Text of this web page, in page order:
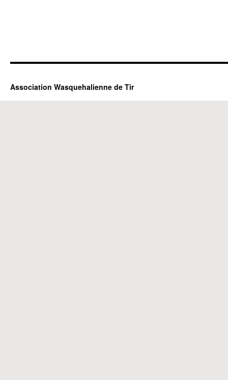
Association Wasquehalienne de Tir